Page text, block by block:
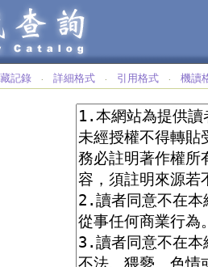
記錄 ‧ 詳細格式 ‧ 引用格式 ‧ 機讀